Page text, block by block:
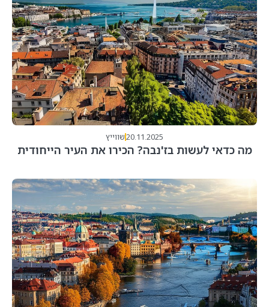
20.11.2025שווייץ
מה כדאי לעשות בז'נבה? הכירו את העיר הייחודית